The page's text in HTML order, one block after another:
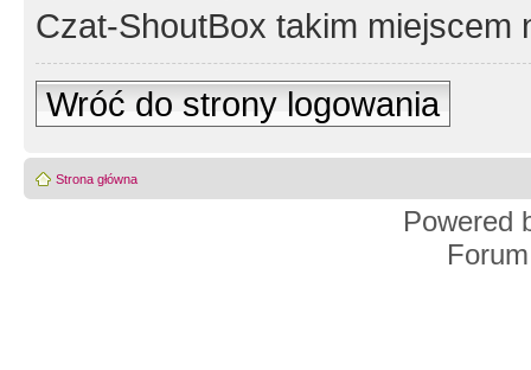
Czat-ShoutBox takim miejscem
Wróć do strony logowania
Strona główna
Powered